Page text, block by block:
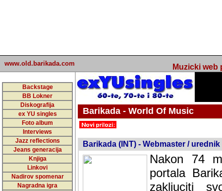
www.old.barikada.com Muzicki web
Backstage
BB Lokner
Diskografija
ex YU singles
Foto album
Interviews
Jazz reflections
Jeans generacija
Knjiga
Linkovi
Nadirov spomenar
Nagradna igra
Barikada - World Of Music
Barikada (INT) - Webmaster / urednik
Nakon 74
portala
zakljuciti